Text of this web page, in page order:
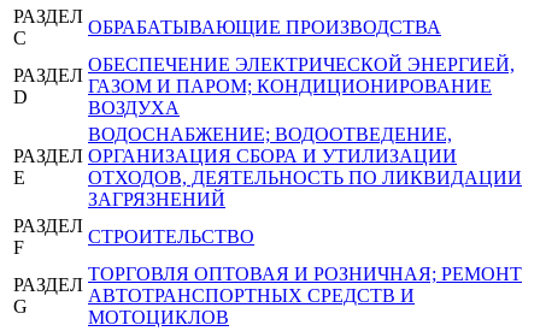
РАЗДЕЛ
C
ОБРАБАТЫВАЮЩИЕ ПРОИЗВОДСТВА
РАЗДЕЛ
D
ОБЕСПЕЧЕНИЕ ЭЛЕКТРИЧЕСКОЙ ЭНЕРГИЕЙ,
ГАЗОМ И ПАРОМ; КОНДИЦИОНИРОВАНИЕ
ВОЗДУХА
РАЗДЕЛ
E
ВОДОСНАБЖЕНИЕ; ВОДООТВЕДЕНИЕ,
ОРГАНИЗАЦИЯ СБОРА И УТИЛИЗАЦИИ
ОТХОДОВ, ДЕЯТЕЛЬНОСТЬ ПО ЛИКВИДАЦИИ
ЗАГРЯЗНЕНИЙ
РАЗДЕЛ
F
СТРОИТЕЛЬСТВО
РАЗДЕЛ
G
ТОРГОВЛЯ ОПТОВАЯ И РОЗНИЧНАЯ; РЕМОНТ
АВТОТРАНСПОРТНЫХ СРЕДСТВ И
МОТОЦИКЛОВ